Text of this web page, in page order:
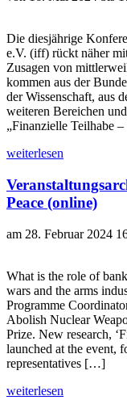
Die diesjährige
e.V. (iff) rückt näher
Zusagen von
kommen aus der
der Wissenschaft, aus
weiteren Bereichen
„Finanzielle Teilhabe
weiterlesen
Peace (online)
am 28. Februar 2024
What is the role of
wars and the arms
Programme
Abolish Nuclear
Prize. New research,
launched at the event,
representatives […]
weiterlesen